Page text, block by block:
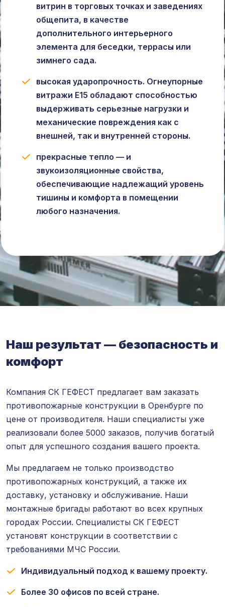
витрин в торговых точках и заведениях
общепита, в качестве
дополнительного интерьерного
элемента для беседки, террасы или
зимнего сада.
высокая ударопрочность. Огнеупорные
витражи Е15 обладают способностью
выдерживать серьезные нагрузки и
механические повреждения как с
внешней, так и внутренней стороны.
прекрасные тепло — и
звукоизоляционные свойства,
обеспечивающие надлежащий уровень
тишины и комфорта в помещении
любого назначения.
Наш результат — безопасность и
комфорт
Компания СК ГЕФЕСТ предлагает вам заказать
противопожарные конструкции в Оренбурге по
цене от производителя. Наши специалисты уже
реализовали более 5000 заказов, получив богатый
опыт для успешного создания вашего проекта.
Мы предлагаем не только производство
противопожарных конструкций, а также их
доставку, установку и обслуживание. Наши
монтажные бригады работают во всех крупных
городах России. Специалисты СК ГЕФЕСТ
установят конструкции в соответствии с
требованиями МЧС России.
Индивидуальный подход к вашему проекту.
Более 30 офисов по всей стране.